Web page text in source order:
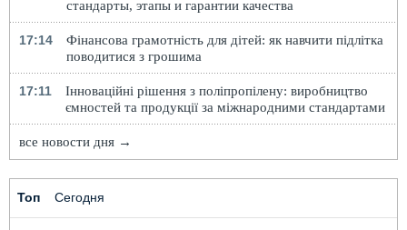
стандарты, этапы и гарантии качества
17:14
Фінансова грамотність для дітей: як навчити підлітка
поводитися з грошима
17:11
Інноваційні рішення з поліпропілену: виробництво
ємностей та продукції за міжнародними стандартами
все новости дня →
Топ Сегодня